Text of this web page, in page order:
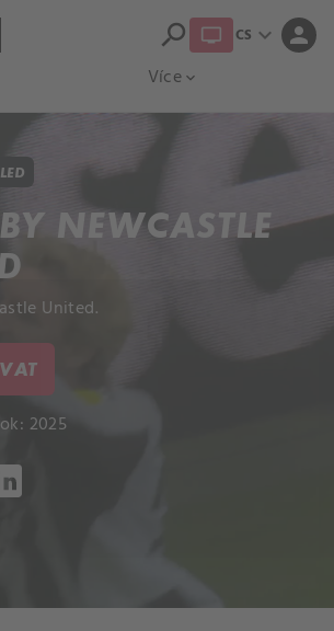
Více expand_more
search CS expand_more person
NEWCASTLE
United.
2025